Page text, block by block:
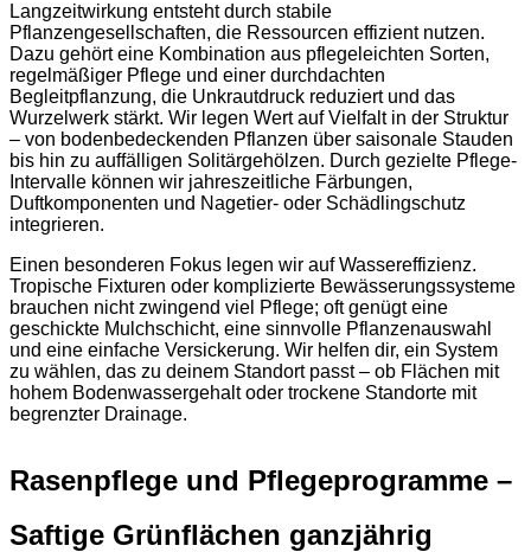
Langzeitwirkung entsteht durch stabile
Pflanzengesellschaften, die Ressourcen effizient nutzen.
Dazu gehört eine Kombination aus pflegeleichten Sorten,
regelmäßiger Pflege und einer durchdachten
Begleitpflanzung, die Unkrautdruck reduziert und das
Wurzelwerk stärkt. Wir legen Wert auf Vielfalt in der Struktur
– von bodenbedeckenden Pflanzen über saisonale Stauden
bis hin zu auffälligen Solitärgehölzen. Durch gezielte Pflege-
Intervalle können wir jahreszeitliche Färbungen,
Duftkomponenten und Nagetier- oder Schädlingschutz
integrieren.
Einen besonderen Fokus legen wir auf Wassereffizienz.
Tropische Fixturen oder komplizierte Bewässerungssysteme
brauchen nicht zwingend viel Pflege; oft genügt eine
geschickte Mulchschicht, eine sinnvolle Pflanzenauswahl
und eine einfache Versickerung. Wir helfen dir, ein System
zu wählen, das zu deinem Standort passt – ob Flächen mit
hohem Bodenwassergehalt oder trockene Standorte mit
begrenzter Drainage.
Rasenpflege und Pflegeprogramme –
Saftige Grünflächen ganzjährig